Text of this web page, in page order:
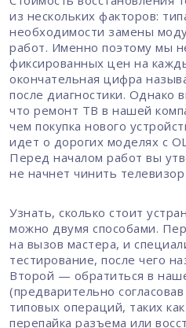
Стоимость восстановления
из нескольких факторов:
необходимости замены
работ. Именно поэтому мы
фиксированных цен на
окончательная цифра
после диагностики.
что ремонт ТВ в нашей
чем покупка нового
идет о дорогих моделях с
Перед началом работ вы
не начнет чинить
Узнать, сколько стоит
можно двумя способами.
на вызов мастера, и
тестирование, после чего
Второй — обратиться в
(предварительно
типовых операций, таких